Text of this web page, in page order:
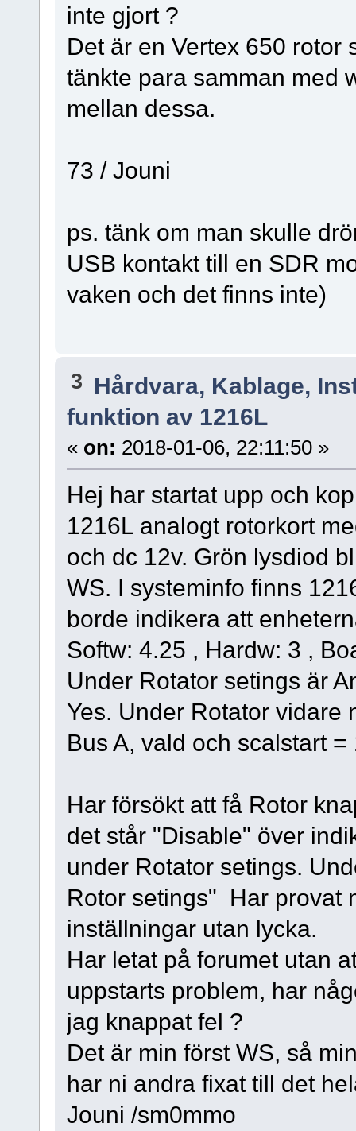
inte gjort ?
Det är en Vertex 650 rotor
tänkte para samman med
mellan dessa.
73 / Jouni
ps. tänk om man skulle
USB kontakt till en SDR
vaken och det finns inte)
3 Hårdvara, Kablage,
funktion av 1216L
« on: 2018-01-06, 22:11:50 »
Hej har startat upp och
1216L analogt rotorkort
och dc 12v. Grön lysdiod
WS. I systeminfo finns
borde indikera att
Softw: 4.25 , Hardw: 3 ,
Under Rotator setings är
Yes. Under Rotator vidare
Bus A, vald och scalstart =
Har försökt att få Rotor
det står "Disable" över
under Rotator setings.
Rotor setings" Har provat
inställningar utan lycka.
Har letat på forumet utan
uppstarts problem, har
jag knappat fel ?
Det är min först WS, så
har ni andra fixat till det
Jouni /sm0mmo